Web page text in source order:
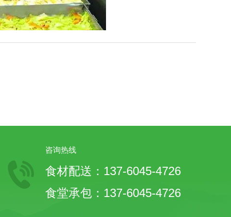
咨询热线
食材配送：137-6045-4726
食堂承包：137-6045-4726